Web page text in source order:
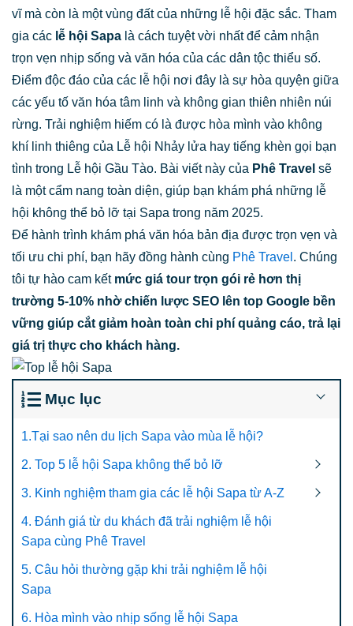
vĩ mà còn là một vùng đất của những lễ hội đặc sắc. Tham
gia các lễ hội Sapa là cách tuyệt vời nhất để cảm nhận
trọn vẹn nhịp sống và văn hóa của các dân tộc thiểu số.
Điểm độc đáo của các lễ hội nơi đây là sự hòa quyện giữa
các yếu tố văn hóa tâm linh và không gian thiên nhiên núi
rừng. Trải nghiệm hiếm có là được hòa mình vào không
khí linh thiêng của Lễ hội Nhảy lửa hay tiếng khèn gọi bạn
tình trong Lễ hội Gầu Tào. Bài viết này của Phê Travel sẽ
là một cẩm nang toàn diện, giúp bạn khám phá những lễ
hội không thể bỏ lỡ tại Sapa trong năm 2025.
Để hành trình khám phá văn hóa bản địa được trọn vẹn và
tối ưu chi phí, bạn hãy đồng hành cùng Phê Travel . Chúng
tôi tự hào cam kết mức giá tour trọn gói rẻ hơn thị
trường 5-10% nhờ chiến lược SEO lên top Google bền
vững giúp cắt giảm hoàn toàn chi phí quảng cáo, trả lại
giá trị thực cho khách hàng.
Mục lục
1.Tại sao nên du lịch Sapa vào mùa lễ hội?
2. Top 5 lễ hội Sapa không thể bỏ lỡ
3. Kinh nghiệm tham gia các lễ hội Sapa từ A-Z
4. Đánh giá từ du khách đã trải nghiệm lễ hội
Sapa cùng Phê Travel
5. Câu hỏi thường gặp khi trải nghiệm lễ hội
Sapa
6. Hòa mình vào nhịp sống lễ hội Sapa